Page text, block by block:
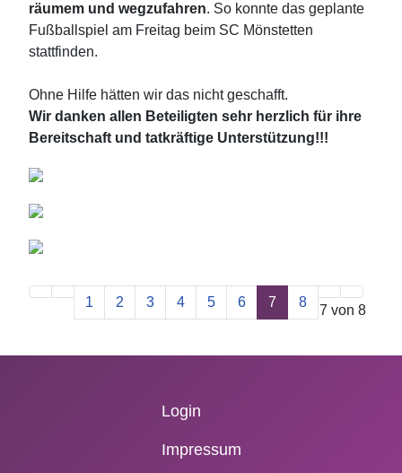
räumem und wegzufahren. So konnte das geplante
Fußballspiel am Freitag beim SC Mönstetten
stattfinden.
Ohne Hilfe hätten wir das nicht geschafft.
Wir danken allen Beteiligten sehr herzlich für ihre
Bereitschaft und tatkräftige Unterstützung!!!
Seite 7 von 8
1 2 3 4 5 6 7 8
Login
Impressum